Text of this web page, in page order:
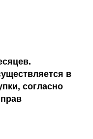
в
согласно